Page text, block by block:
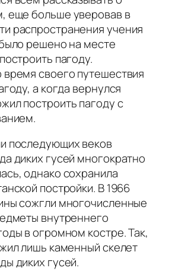
еще больше уверовав в
распространения учения
решено на месте
пагоду.
своего путешествия
а когда вернулся
построить пагоду с
последующих веков
диких гусей многократно
однако сохранила
постройки. В 1966
сожгли многочисленные
внутреннего
в огромном костре. Так,
лишь каменный скелет
диких гусей.